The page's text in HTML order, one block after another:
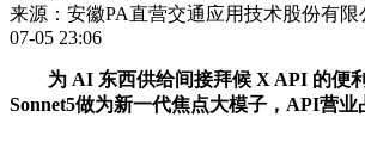
来源：安徽PA直营交通应用技术股份有限
07-05 23:06
为 AI 东西供给间接拜候 X API 的便
Sonnet5做为新一代焦点大模子，API营业